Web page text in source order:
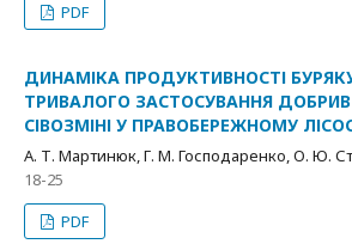
PDF
ДИНАМІКА ПРОДУКТИВНОСТІ
ТРИВАЛОГО ЗАСТОСУВАННЯ
СІВОЗМІНІ У ПРАВОБЕРЕЖНОМУ
А. Т. Мартинюк, Г. М. Господаренко, О. Ю.
18-25
PDF